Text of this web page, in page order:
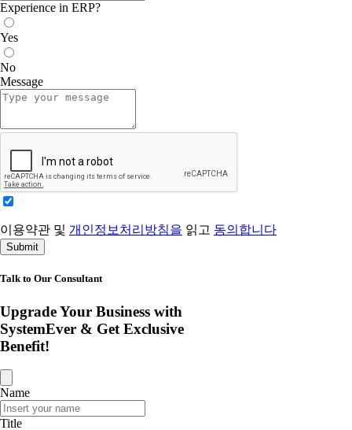
Experience in ERP?
Yes
No
Message
이용약관 및 개인정보처리방침을 읽고 동의합니다
Submit
Talk to Our Consultant
Upgrade Your Business with
SystemEver & Get Exclusive
Benefit!
Name
Title